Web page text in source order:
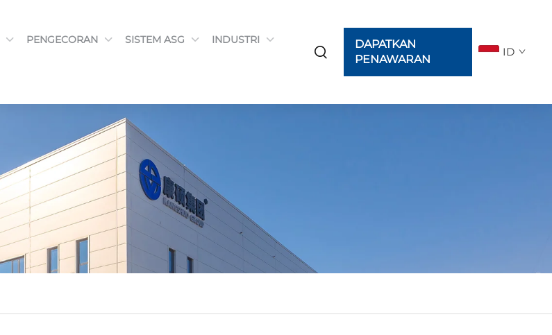
PENGECORAN SISTEM ASG
INDUSTRI
DAPATKAN
PENAWARAN
ID